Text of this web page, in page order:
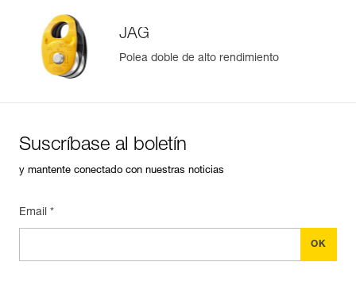
JAG
Polea doble de alto rendimiento
Suscríbase al boletín
y mantente conectado con nuestras noticias
Email *